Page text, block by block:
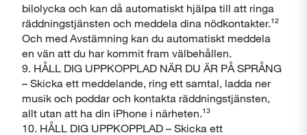
bilolycka och kan då automatiskt hjälpa till att ringa
räddningstjänsten och meddela dina nödkontakter.¹²
Och med Avstämning kan du automatiskt meddela
en vän att du har kommit fram välbehållen.
9. HÅLL DIG UPPKOPPLAD NÄR DU ÄR PÅ SPRÅNG
– Skicka ett meddelande, ring ett samtal, ladda ner
musik och poddar och kontakta räddningstjänsten,
allt utan att ha din iPhone i närheten.¹³
10. HÅLL DIG UPPKOPPLAD – Skicka ett